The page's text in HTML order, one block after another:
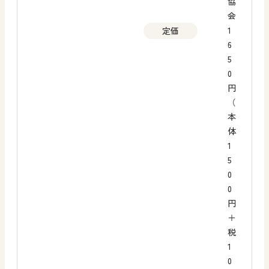
会
定価
1
6
5
0
円
（
本
体
1
5
0
0
円
＋
税
1
0